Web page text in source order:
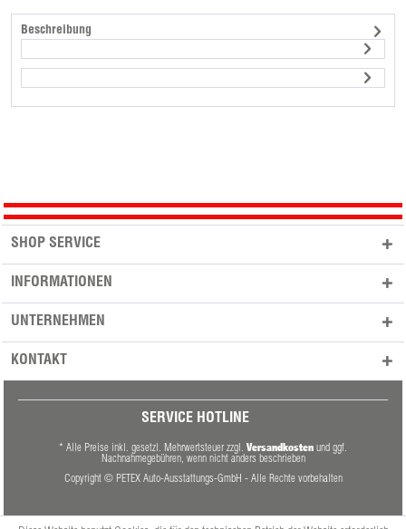
Beschreibung
SHOP SERVICE
INFORMATIONEN
UNTERNEHMEN
KONTAKT
SERVICE HOTLINE
* Alle Preise inkl. gesetzl. Mehrwertsteuer zzgl. Versandkosten und ggf.
Nachnahmegebühren, wenn nicht anders beschrieben
Copyright © PETEX Auto-Ausstattungs-GmbH - Alle Rechte vorbehalten